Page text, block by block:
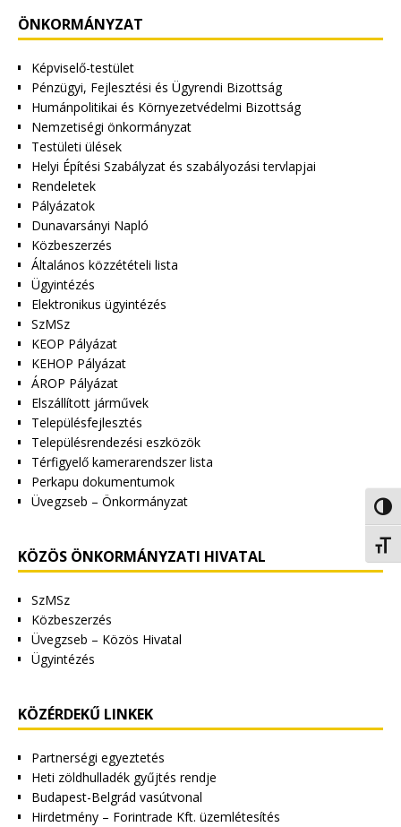
ÖNKORMÁNYZAT
Képviselő-testület
Pénzügyi, Fejlesztési és Ügyrendi Bizottság
Humánpolitikai és Környezetvédelmi Bizottság
Nemzetiségi önkormányzat
Testületi ülések
Helyi Építési Szabályzat és szabályozási tervlapjai
Rendeletek
Pályázatok
Dunavarsányi Napló
Közbeszerzés
Általános közzétételi lista
Ügyintézés
Elektronikus ügyintézés
SzMSz
KEOP Pályázat
KEHOP Pályázat
ÁROP Pályázat
Elszállított járművek
Településfejlesztés
Településrendezési eszközök
Térfigyelő kamerarendszer lista
Perkapu dokumentumok
Üvegzseb – Önkormányzat
KÖZÖS ÖNKORMÁNYZATI HIVATAL
SzMSz
Közbeszerzés
Üvegzseb – Közös Hivatal
Ügyintézés
KÖZÉRDEKŰ LINKEK
Partnerségi egyeztetés
Heti zöldhulladék gyűjtés rendje
Budapest-Belgrád vasútvonal
Hirdetmény – Forintrade Kft. üzemlétesítés